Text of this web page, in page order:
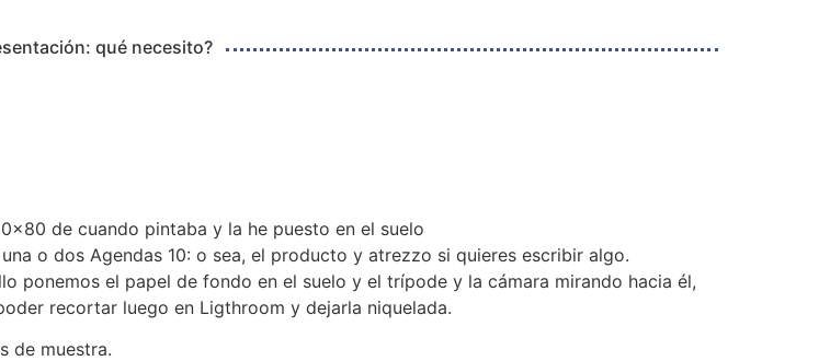
qué necesito?
de cuando pintaba y la he puesto en el suelo
o dos Agendas 10: o sea, el producto y atrezzo si quieres escribir algo.
ponemos el papel de fondo en el suelo y el trípode y la cámara mirando hacia él,
recortar luego en Ligthroom y dejarla niquelada.
de muestra.